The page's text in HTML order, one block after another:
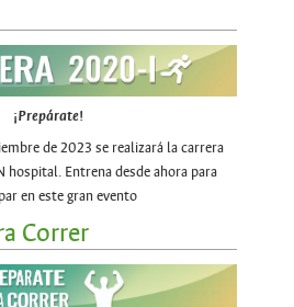
¡Prepárate!
de 2023 se realizará la carrera
hospital. Entrena desde ahora para
en este gran evento
Correr